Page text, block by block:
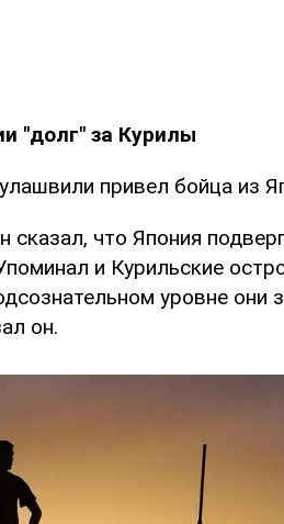
"долг" за Курилы
привел бойца из
что Япония
и Курильские
уровне они
он.